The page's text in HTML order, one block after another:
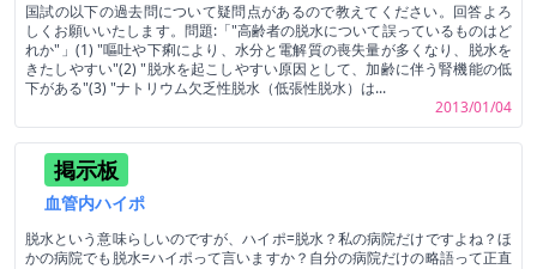
国試の以下の過去問について疑問点があるので教えてください。回答よろ
しくお願いいたします。問題:「"高齢者の脱水について誤っているものはど
れか"」(1) "嘔吐や下痢により、水分と電解質の喪失量が多くなり、脱水を
きたしやすい"(2) "脱水を起こしやすい原因として、加齢に伴う腎機能の低
下がある"(3) "ナトリウム欠乏性脱水（低張性脱水）は...
2013/01/04
掲示板
血管内ハイポ
脱水という意味らしいのですが、ハイポ=脱水？私の病院だけですよね？ほ
かの病院でも脱水=ハイポって言いますか？自分の病院だけの略語って正直